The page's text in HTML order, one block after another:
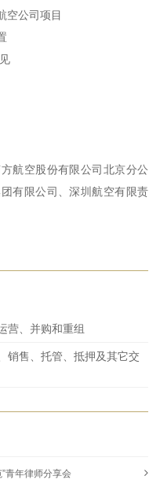
空公司项目
航空股份有限公司北京分公
有限公司、深圳航空有限责
营、并购和重组
销售、托管、抵押及其它交
青年律师分享会